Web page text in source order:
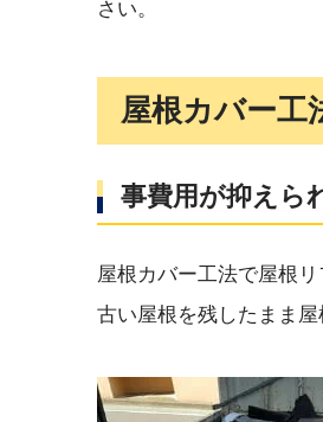
さい。
屋根カバー工
事費用が抑えら
屋根カバー工法で屋根
古い屋根を残したまま